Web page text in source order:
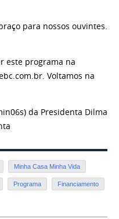
para nossos ouvintes.
este programa na
Voltamos na
da Presidenta Dilma
Minha Casa Minha Vida
Programa Financiamento